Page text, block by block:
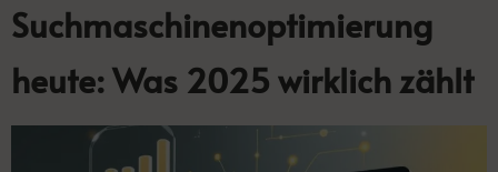
Suchmaschinenoptimierung
heute: Was 2025 wirklich zählt